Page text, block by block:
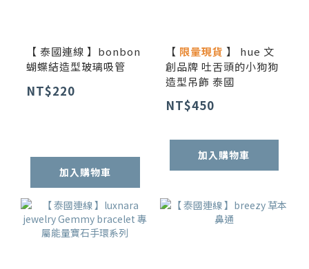
【 泰國連線 】bonbon
蝴蝶結造型玻璃吸管
NT$220
加入購物車
【 限量現貨 】 hue 文
創品牌 吐舌頭的小狗狗
造型吊飾 泰國
NT$450
加入購物車